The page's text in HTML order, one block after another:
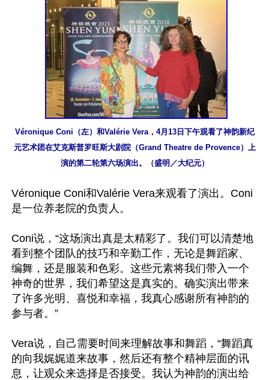
Véronique Coni（左）和Valérie Vera，4月13日下午观看了神韵新纪
元艺术团在艾克斯普罗旺斯大剧院（Grand Theatre de Provence）上
演的第二轮第六场演出。（盛明／大纪元）
Véronique Coni和Valérie Vera来观看了演出。Coni
是一位养老院的负责人。
Coni说，“这场演出真是太精彩了。我们可以清楚地
看到整个团队的技巧和辛勤工作，无论是舞蹈家、
编舞，还是服装和色彩。这些元素将我们带入一个
神奇的世界，我们希望这是真实的。确实演出带来
了许多光明、喜悦和幸福，我真心感谢所有神韵的
参与者。”
Vera说，自己需要时间来理解故事和舞蹈，“舞蹈真
的向我娓娓道来故事，然后还有整个精神层面的讯
息，让观众来选择是否接受。我认为神韵的演出给